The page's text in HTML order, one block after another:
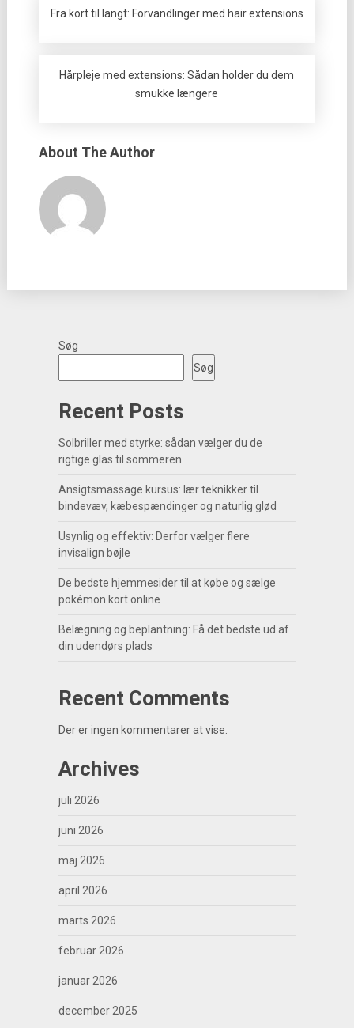
Fra kort til langt: Forvandlinger med hair extensions
Hårpleje med extensions: Sådan holder du dem
smukke længere
About The Author
Søg
Søg
Recent Posts
Solbriller med styrke: sådan vælger du de
rigtige glas til sommeren
Ansigtsmassage kursus: lær teknikker til
bindevæv, kæbespændinger og naturlig glød
Usynlig og effektiv: Derfor vælger flere
invisalign bøjle
De bedste hjemmesider til at købe og sælge
pokémon kort online
Belægning og beplantning: Få det bedste ud af
din udendørs plads
Recent Comments
Der er ingen kommentarer at vise.
Archives
juli 2026
juni 2026
maj 2026
april 2026
marts 2026
februar 2026
januar 2026
december 2025